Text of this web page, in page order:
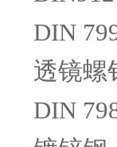
DIN
透镜螺
DIN